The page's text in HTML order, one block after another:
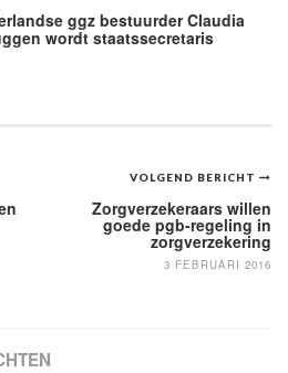
ggz bestuurder Claudia
wordt staatssecretaris
VOLGEND BERICHT
Zorgverzekeraars willen
goede pgb-regeling in
zorgverzekering
3 FEBRUARI 2016